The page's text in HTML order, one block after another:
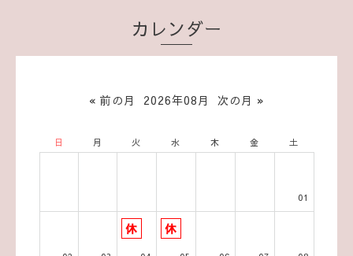
カレンダー
« 前の月 2026年08月 次の月 »
日 月 火 水 木 金 土
01